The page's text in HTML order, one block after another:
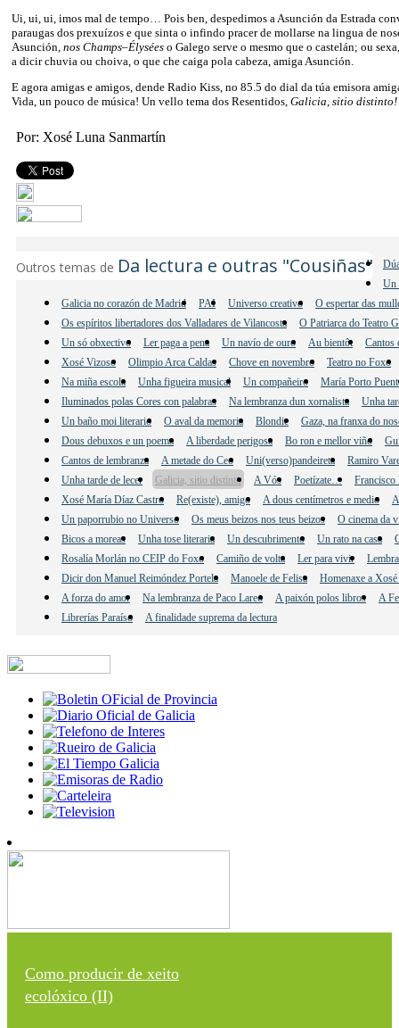
Ui, ui, ui, imos mal de tempo… Pois ben, despedimos a Asunción da Estrada
paraugas dos prexuízos e que sinta o infindo pracer de mollarse na lingua de
Asunción, nos Champs–Élysées o Galego serve o mesmo que o castelán; ou
a dicir chuvia ou choiva, o que che caiga pola cabeza, amiga Asunción.
E agora amigas e amigos, dende Radio Kiss, no 85.5 do dial da túa emisora
Vida, un pouco de música! Un vello tema dos Resentidos, Galicia, sitio distinto!
Por: Xosé Luna Sanmartín
Outros temas de Da lectura e outras "Cousiñas"
Un
Galicia no corazón de Madrid
PAI Universo creativo
O espertar das
Os espíritos libertadores dos Valladares de Vilancosta
O Patriarca do Teatro
Un só obxectivo
Ler paga a pena Un navío de ouro Au bientôt
Cantos
Xosé Vizoso
Olimpio Arca Caldas Chove en novembro
Teatro no Foxo
Na miña escola
Unha figueira musical Un compañeiro
María Porto
Iluminados polas Cores con palabras
Na lembranza dun xornalista
Unha
Un baño moi literario
O aval da memoria Blondie
Gaza, na franxa do
Dous debuxos e un poema
A liberdade perigosa Bo ron e mellor viño
Cantos de lembranza
A metade do Ceo Uni(verso)pandeireta
Ramiro
Unha tarde de lecer
Galicia, sitio distinto A Vós Poetízate…
Xosé María Díaz Castro
Re(existe), amigo A dous centímetros e medio
Un paporrubio no Universo
Os meus beizos nos teus beizos
O cinema da
Bicos a moreas
Unha tose literaria Un descubrimento Un rato na casa
Rosalía Morlán no CEIP do Foxo
Camiño de volta Ler para vivir
Dicir don Manuel Reimóndez Portela
Manoele de Felisa
Homenaxe a
A forza do amor
Na lembranza de Paco Lareo A paixón polos libros
A
Librerías Paraíso
A finalidade suprema da lectura
Como producir de xeito
ecolóxico (II)